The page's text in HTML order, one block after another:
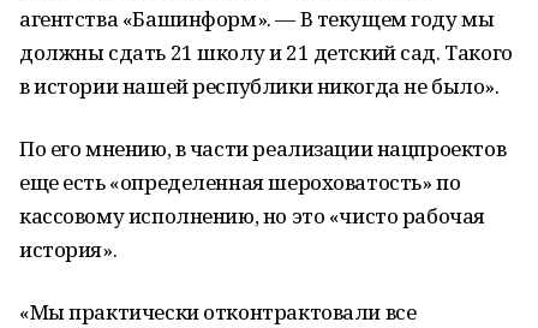
агентства «Башинформ». — В текущем году мы
должны сдать 21 школу и 21 детский сад. Такого
в истории нашей республики никогда не было».
По его мнению, в части реализации нацпроектов
еще есть «определенная шероховатость» по
кассовому исполнению, но это «чисто рабочая
история».
«Мы практически отконтрактовали все